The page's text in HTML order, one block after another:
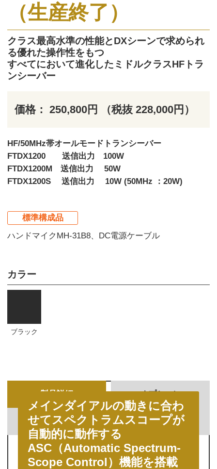
（生産終了）
クラス最高水準の性能とDXシーンで求められ
る優れた操作性をもつ
すべてにおいて進化したミドルクラスHFトラ
ンシーバー
価格： 250,800円 （税抜 228,000円）
HF/50MHz帯オールモードトランシーバー
FTDX1200 送信出力 100W
FTDX1200M 送信出力 50W
FTDX1200S 送信出力 10W (50MHz ：20W)
標準構成品
ハンドマイクMH-31B8、DC電源ケーブル
カラー
ブラック
製品詳細 オプション
仕様・外形寸法 ダウンロード
メインダイアルの動きに合わ
せてスペクトラムスコープが
自動的に動作する
ASC（Automatic Spectrum-
Scope Control）機能を搭載